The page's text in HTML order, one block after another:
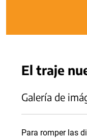
El traje
Galería de
Para romper las